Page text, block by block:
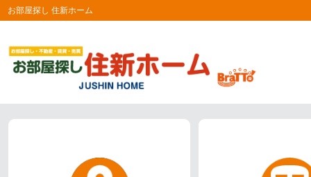
お部屋探し 住新ホーム